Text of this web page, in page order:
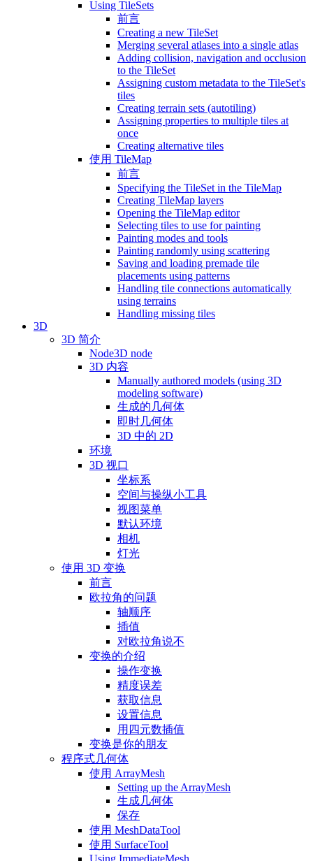
Using TileSets
前言
Creating a new TileSet
Merging several atlases into a single atlas
Adding collision, navigation and occlusion
to the TileSet
Assigning custom metadata to the TileSet's
tiles
Creating terrain sets (autotiling)
Assigning properties to multiple tiles at
once
Creating alternative tiles
使用 TileMap
前言
Specifying the TileSet in the TileMap
Creating TileMap layers
Opening the TileMap editor
Selecting tiles to use for painting
Painting modes and tools
Painting randomly using scattering
Saving and loading premade tile
placements using patterns
Handling tile connections automatically
using terrains
Handling missing tiles
3D
3D 简介
Node3D node
3D 内容
Manually authored models (using 3D
modeling software)
生成的几何体
即时几何体
3D 中的 2D
环境
3D 视口
坐标系
空间与操纵小工具
视图菜单
默认环境
相机
灯光
使用 3D 变换
前言
欧拉角的问题
轴顺序
插值
对欧拉角说不
变换的介绍
操作变换
精度误差
获取信息
设置信息
用四元数插值
变换是你的朋友
程序式几何体
使用 ArrayMesh
Setting up the ArrayMesh
生成几何体
保存
使用 MeshDataTool
使用 SurfaceTool
Using ImmediateMesh